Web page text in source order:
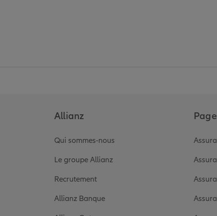
Allianz
Qui sommes-nous
Le groupe Allianz
Recrutement
Allianz Banque